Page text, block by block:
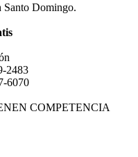
Santo Domingo.
2483
6070
COMPETENCIA